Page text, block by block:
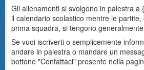
Gli allenamenti si svolgono in palestra a
il calendario scolastico mentre le
prima squadra, si tengono
Se vuoi iscriverti o semplicemente
andare in palestra o mandare un
bottone "Contattaci" presente nella